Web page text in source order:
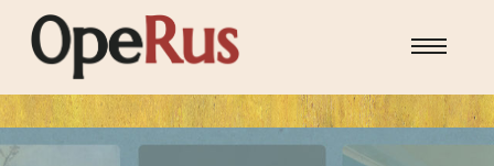
Skip to main content